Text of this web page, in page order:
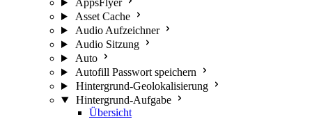
AppsFlyer
Asset Cache
Audio Aufzeichner
Audio Sitzung
Auto
Autofill Passwort speichern
Hintergrund-Geolokalisierung
Hintergrund-Aufgabe
Übersicht